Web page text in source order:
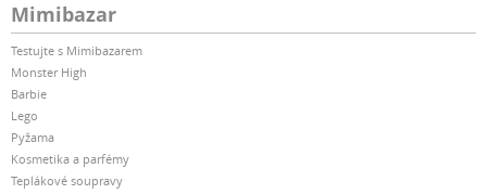
Mimibazar
Testujte s Mimibazarem
Monster High
Barbie
Lego
Pyžama
Kosmetika a parfémy
Teplákové soupravy